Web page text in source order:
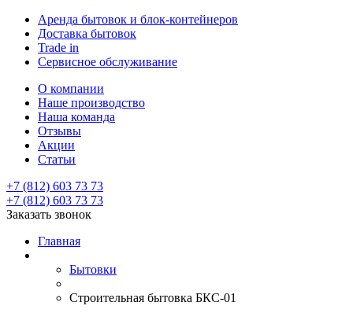
Аренда бытовок и блок-контейнеров
Доставка бытовок
Trade in
Сервисное обслуживание
О компании
Наше производство
Наша команда
Отзывы
Акции
Статьи
+7 (812) 603 73 73
+7 (812) 603 73 73
Заказать звонок
Главная
Бытовки
Строительная бытовка БКС-01